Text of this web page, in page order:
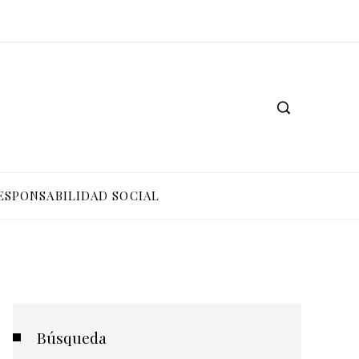
SOCIAL
Búsqueda